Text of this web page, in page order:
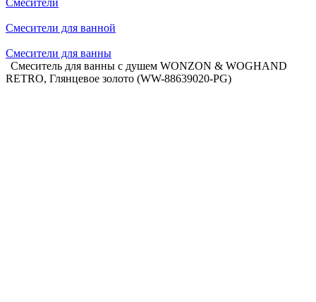
Смесители
Смесители для ванной
Смесители для ванны
Смеситель для ванны с душем WONZON & WOGHAND
RETRO, Глянцевое золото (WW-88639020-PG)